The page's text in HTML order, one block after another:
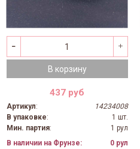
В корзину
437 руб
Артикул:
14234008
В упаковке:
1 шт.
Мин. партия:
1 рул
В наличии на Фрунзе:
0 рул